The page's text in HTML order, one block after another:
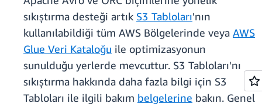
sıkıştırma desteği artık S3 Tabloları'nın
kullanılabildiği tüm AWS Bölgelerinde veya AWS
Glue Veri Kataloğu ile optimizasyonun
sunulduğu yerlerde mevcuttur. S3 Tabloları'nı
sıkıştırma hakkında daha fazla bilgi için S3
Tabloları ile ilgili bakım belgelerine bakın. Genel